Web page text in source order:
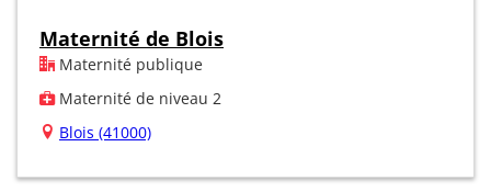
Maternité de Blois
Maternité publique
Maternité de niveau 2
Blois (41000)